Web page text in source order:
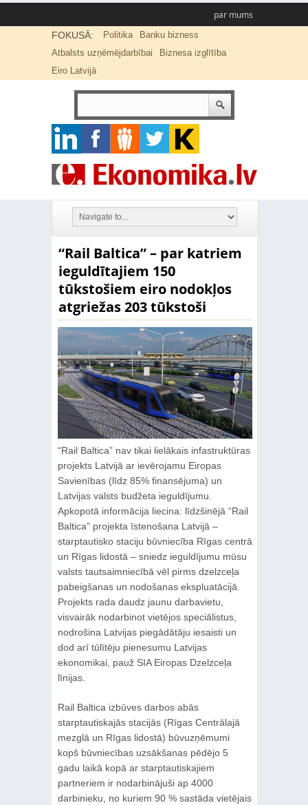
par mums
FOKUSĀ: Politika
Banku bizness
Atbalsts uzņēmējdarbībai
Biznesa izglītība
Eiro Latvijā
“Rail Baltica” – par katriem
ieguldītajiem 150
tūkstošiem eiro nodokļos
atgriežas 203 tūkstoši
“Rail Baltica” nav tikai lielākais infastruktūras
projekts Latvijā ar ievērojamu Eiropas
Savienības (līdz 85% finansējuma) un
Latvijas valsts budžeta ieguldījumu.
Apkopotā informācija liecina: līdzšinējā “Rail
Baltica” projekta īstenošana Latvijā –
starptautisko staciju būvniecība Rīgas centrā
un Rīgas lidostā – sniedz ieguldījumu mūsu
valsts tautsaimniecībā vēl pirms dzelzceļa
pabeigšanas un nodošanas ekspluatācijā.
Projekts rada daudz jaunu darbavietu,
visvairāk nodarbinot vietējos speciālistus,
nodrošina Latvijas piegādātāju iesaisti un
dod arī tūlītēju pienesumu Latvijas
ekonomikai, pauž SIA Eiropas Dzelzceļa
līnijas.
Rail Baltica izbūves darbos abās
starptautiskajās stacijās (Rīgas Centrālajā
mezglā un Rīgas lidostā) būvuzņēmumi
kopš būvniecības uzsākšanas pēdējo 5
gadu laikā kopā ar starptautiskajiem
partneriem ir nodarbinājuši ap 4000
darbinieku, no kuriem 90 % sastāda vietējais